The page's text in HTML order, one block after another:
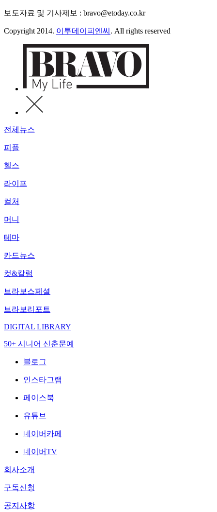
보도자료 및 기사제보 : bravo@etoday.co.kr
Copyright 2014. 이투데이피엔씨 . All rights reserved
전체뉴스
피플
헬스
라이프
컬처
머니
테마
카드뉴스
컷&칼럼
브라보스페셜
브라보리포트
DIGITAL LIBRARY
50+ 시니어 신춘문예
블로그
인스타그램
페이스북
유튜브
네이버카페
네이버TV
회사소개
구독신청
공지사항